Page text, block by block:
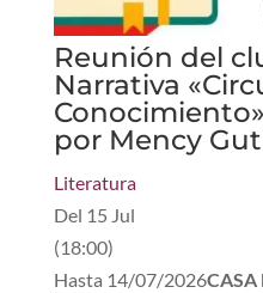
Reunión del
Narrativa
por Mency
Literatura
Del 15 Jul
(18:00)
Hasta 14/07/2026CASA